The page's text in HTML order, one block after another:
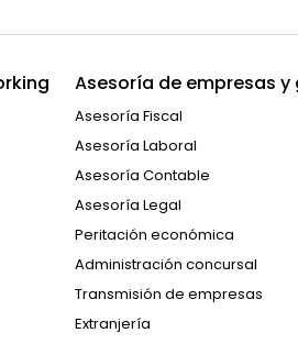
Asesoría de empresas
Asesoría Fiscal
Asesoría Laboral
Asesoría Contable
Asesoría Legal
Peritación económica
Administración concursal
Transmisión de empresas
Extranjería